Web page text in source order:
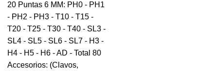
20 Puntas 6 MM: PH0 - PH1
- PH2 - PH3 - T10 - T15 -
T20 - T25 - T30 - T40 - SL3 -
SL4 - SL5 - SL6 - SL7 - H3 -
H4 - H5 - H6 - AD - Total 80
Accesorios: (Clavos,